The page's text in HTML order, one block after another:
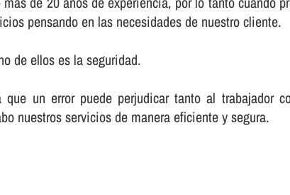
pensando en las necesidades de nuestro cliente.
de ellos es la seguridad.
un error puede perjudicar tanto al trabajador
nuestros servicios de manera eficiente y segura.